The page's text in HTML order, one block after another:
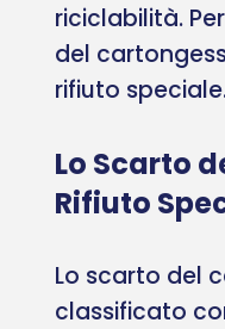
riciclabilità.
del
rifiuto
Lo Scarto
Rifiuto
Lo scarto del
classificato